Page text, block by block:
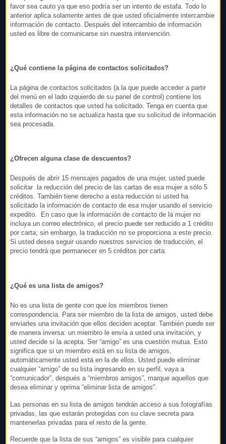
favor sea cauto ya que eso podría ser un intento de estafa. Todo lo
anterior aplica solamente antes de que usted oficialmente intercambie
información de contacto. Después del intercambio de información
usted es libre de comunicarse sin nuestra intervención.
¿Qué contiene la página de contactos solicitados?
La página de contactos solicitados (a la que puede acceder a partir
del menú en el lado izquierdo de su panel de control) contiene los
detalles de contactos que usted ha solicitado. Tenga en cuenta que
esta información no se actualiza hasta que su solicitud de información
sea procesada.
¿Ofrecen alguna clase de descuentos?
Después de abrir 15 mensajes pagados de una mujer, usted puede
solicitar la reducción del precio de las cartas de esa mujer a sólo 5
créditos. También tiene derecho a esta reducción si usted ha
solicitado la información de contacto de esa mujer usando el servicio
expedito. En caso que la información de contacto de la mujer no
incluya un correo electrónico, el precio puede ser reducido a 1 crédito
por carta; sin embargo, la traducción no se proporciona a este precio.
Si usted desea seguir usando nuestros servicios de traducción, el
precio tendrá que permanecer en 5 créditos por carta.
¿Qué es una lista de amigos?
No es una lista de gente con que los miembros tienen
correspondencia. Para ser miembro de la lista de amigos, usted debe
enviarles una invitación que ellos deciden aceptar. También puede ser
de manera inversa: un miembro le envía a usted una invitación, y
usted decide si la acepta. Ser “amigo” es una cuestión mutua. Esto
significa que si un miembro está en su lista de amigos,
automáticamente usted está en la de ellos. Usted puede eliminar
cualquier “amigo” de su lista ingresando en su perfil, vaya a
“comunicador”, después a “miembros amigos”, marque aquellos que
desea eliminar y oprima “eliminar lista de amigos”.
Las personas en su lista de amigos tendrán acceso a sus fotografías
privadas, las que estarán protegidas con su clave secreta para
mantenerlas privadas para el resto de la gente.
Recuerde que la lista de sus “amigos” es visible para cualquier